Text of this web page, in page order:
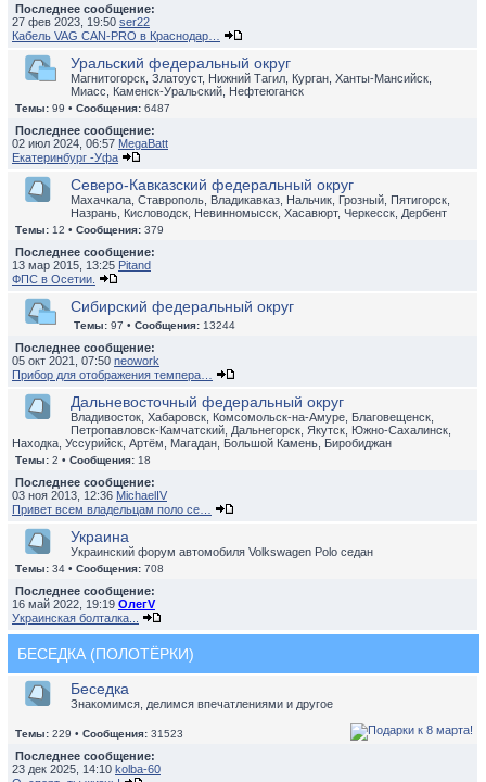
Последнее сообщение:
27 фев 2023, 19:50 ser22
Кабель VAG CAN-PRO в Краснодар…
Уральский федеральный округ
Магнитогорск, Златоуст, Нижний Тагил, Курган, Ханты-Мансийск,
Миасс, Каменск-Уральский, Нефтеюганск
Темы: 99 • Сообщения: 6487
Последнее сообщение:
02 июл 2024, 06:57 MegaBatt
Екатеринбург -Уфа
Северо-Кавказский федеральный округ
Махачкала, Ставрополь, Владикавказ, Нальчик, Грозный, Пятигорск,
Назрань, Кисловодск, Невинномысск, Хасавюрт, Черкесск, Дербент
Темы: 12 • Сообщения: 379
Последнее сообщение:
13 мар 2015, 13:25 Pitand
ФПС в Осетии.
Сибирский федеральный округ
Темы: 97 • Сообщения: 13244
Последнее сообщение:
05 окт 2021, 07:50 neowork
Прибор для отображения темпера…
Дальневосточный федеральный округ
Владивосток, Хабаровск, Комсомольск-на-Амуре, Благовещенск,
Петропавловск-Камчатский, Дальнегорск, Якутск, Южно-Сахалинск,
Находка, Уссурийск, Артём, Магадан, Большой Камень, Биробиджан
Темы: 2 • Сообщения: 18
Последнее сообщение:
03 ноя 2013, 12:36 MichaelIV
Привет всем владельцам поло се…
Украина
Украинский форум автомобиля Volkswagen Polo седан
Темы: 34 • Сообщения: 708
Последнее сообщение:
16 май 2022, 19:19 ОлегV
Украинская болталка...
БЕСЕДКА (ПОЛОТЁРКИ)
Беседка
Знакомимся, делимся впечатлениями и другое
Темы: 229 • Сообщения: 31523
Последнее сообщение:
23 дек 2025, 14:10 kolba-60